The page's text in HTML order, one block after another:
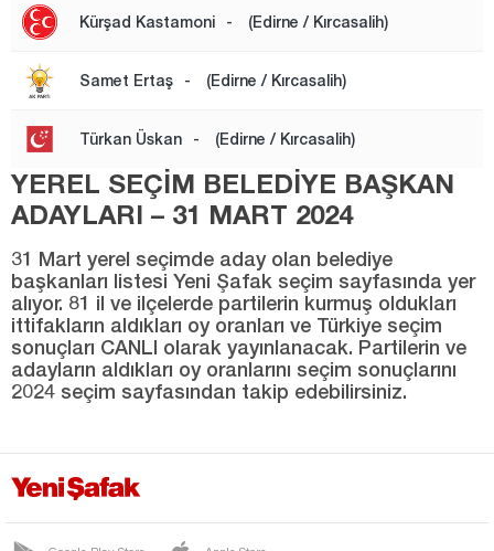
UZUNKÖPRÜ
YENİMÜHACİR
Elazığ
Erzurum
Gaziantep
Giresun
Gümüşhane
Hakkari
Iğdır
Kürşad Kastamoni - (Edirne / Kırcasalih)
Samet Ertaş - (Edirne / Kırcasalih)
Türkan Üskan - (Edirne / Kırcasalih)
YEREL SEÇİM BELEDİYE BAŞKAN
ADAYLARI – 31 MART 2024
31 Mart yerel seçimde aday olan belediye
başkanları listesi Yeni Şafak seçim sayfasında yer
alıyor. 81 il ve ilçelerde partilerin kurmuş oldukları
ittifakların aldıkları oy oranları ve Türkiye seçim
sonuçları CANLI olarak yayınlanacak. Partilerin ve
adayların aldıkları oy oranlarını seçim sonuçlarını
2024 seçim sayfasından takip edebilirsiniz.